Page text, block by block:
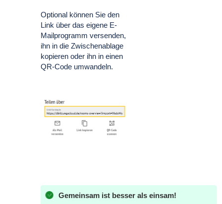
Optional können Sie den
Link über das eigene E-
Mailprogramm versenden,
ihn in die Zwischenablage
kopieren oder ihn in einen
QR-Code umwandeln.
Gemeinsam ist besser als einsam!